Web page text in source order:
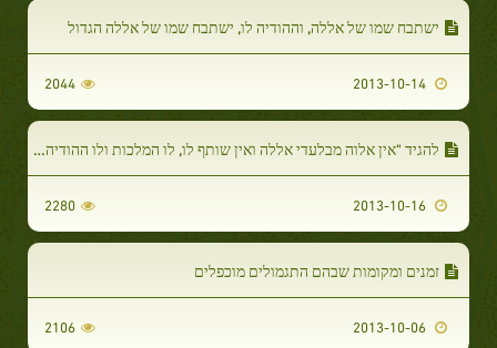
ישתבח שמו של אללה, וההודיה לו, ישתבח שמו של אללה הגדול
2044
להגיד "אין אלוה מבלעדי אללה ואין שותף לו, לו המלכות ולו ההודיה והוא הכל יכול
2280
זמנים ומקומות שבהם התגמולים מוכפלים
2106